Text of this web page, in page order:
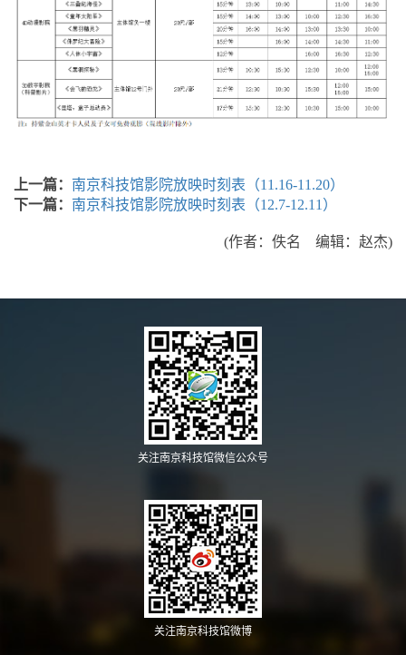
上一篇： 南京科技馆影院放映时刻表（11.16-11.20）
下一篇： 南京科技馆影院放映时刻表（12.7-12.11）
(作者：佚名 编辑：赵杰)
关注南京科技馆微信公众号
关注南京科技馆微博